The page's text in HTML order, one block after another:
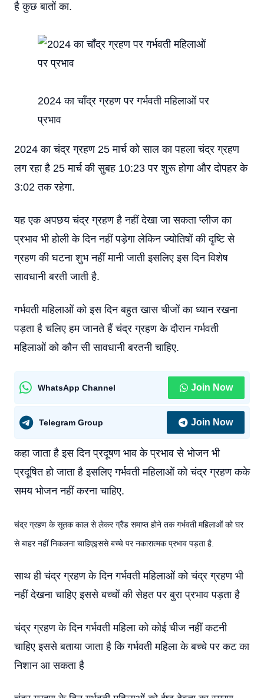
है कुछ बातों का.
2024 का चाँद्र ग्रहण पर गर्भवती महिलाओं पर
प्रभाव
2024 का चंद्र ग्रहण 25 मार्च को साल का पहला चंद्र ग्रहण
लग रहा है 25 मार्च की सुबह 10:23 पर शुरू होगा और दोपहर के
3:02 तक रहेगा.
यह एक अपछय चंद्र ग्रहण है नहीं देखा जा सकता प्लीज का
प्रभाव भी होली के दिन नहीं पड़ेगा लेकिन ज्योतिषों की दृष्टि से
ग्रहण की घटना शुभ नहीं मानी जाती इसलिए इस दिन विशेष
सावधानी बरती जाती है.
गर्भवती महिलाओं को इस दिन बहुत खास चीजों का ध्यान रखना
पड़ता है चलिए हम जानते हैं चंद्र ग्रहण के दौरान गर्भवती
महिलाओं को कौन सी सावधानी बरतनी चाहिए.
WhatsApp Channel Join Now
Telegram Group Join Now
कहा जाता है इस दिन प्रदूषण भाव के प्रभाव से भोजन भी
प्रदूषित हो जाता है इसलिए गर्भवती महिलाओं को चंद्र ग्रहण कके
समय भोजन नहीं करना चाहिए.
चंद्र ग्रहण के सूतक काल से लेकर ग्रैंड समाप्त होने तक गर्भवती महिलाओं को घर
से बाहर नहीं निकलना चाहिएइससे बच्चे पर नकारात्मक प्रभाव पड़ता है.
साथ ही चंद्र ग्रहण के दिन गर्भवती महिलाओं को चंद्र ग्रहण भी
नहीं देखना चाहिए इससे बच्चों की सेहत पर बुरा प्रभाव पड़ता है
चंद्र ग्रहण के दिन गर्भवती महिला को कोई चीज नहीं कटनी
चाहिए इससे बताया जाता है कि गर्भवती महिला के बच्चे पर कट का
निशान आ सकता है